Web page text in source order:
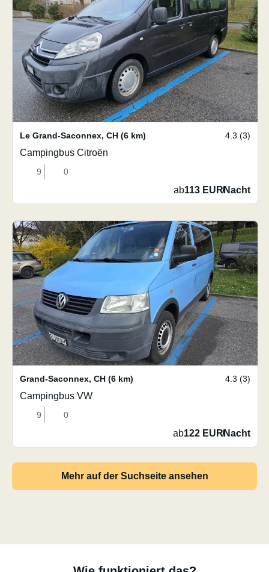
Le Grand-Saconnex, CH (6 km) 4.3 (3)
Campingbus Citroën
9 0
ab113 EUR/Nacht
Grand-Saconnex, CH (6 km) 4.3 (3)
Campingbus VW
9 0
ab122 EUR/Nacht
Mehr auf der Suchseite ansehen